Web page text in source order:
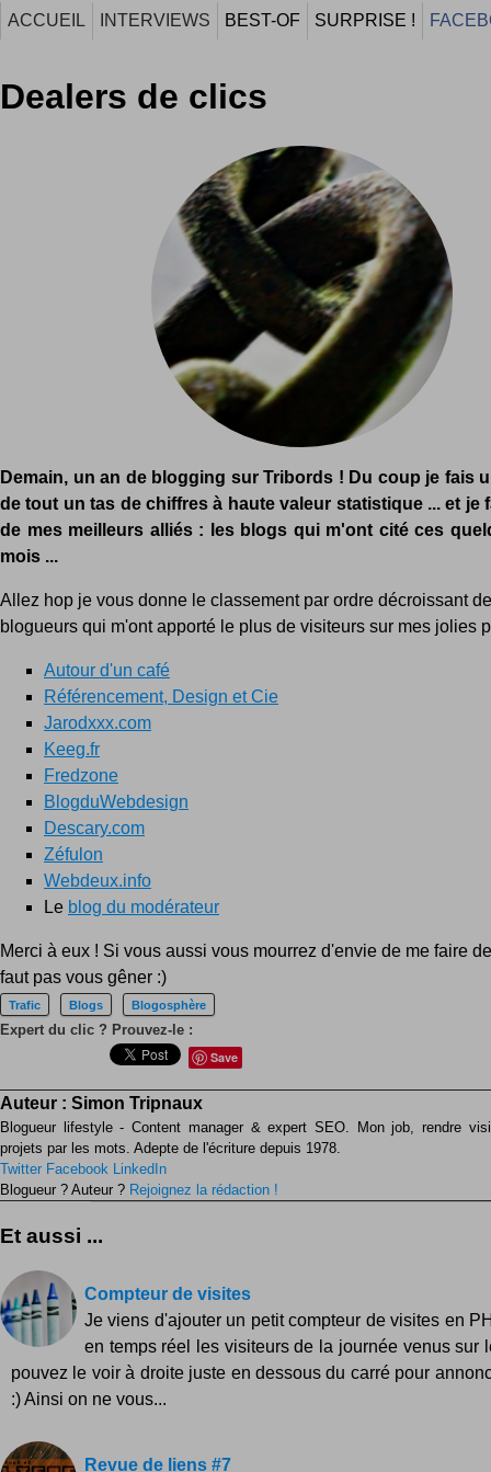
ACCUEIL INTERVIEWS BEST-OF SURPRISE !
Dealers de clics
Demain, un an de blogging sur Tribords ! Du coup je fais
de tout un tas de chiffres à haute valeur statistique ... et je
de mes meilleurs alliés : les blogs qui m'ont cité ces
mois ...
Allez hop je vous donne le classement par ordre décroissant
blogueurs qui m'ont apporté le plus de visiteurs sur mes jolies
Autour d'un café
Référencement, Design et Cie
Jarodxxx.com
Keeg.fr
Fredzone
BlogduWebdesign
Descary.com
Zéfulon
Webdeux.info
Le blog du modérateur
Merci à eux ! Si vous aussi vous mourrez d'envie de me faire
faut pas vous gêner :)
Trafic Blogs Blogosphère
Expert du clic ? Prouvez-le :
Save
Auteur : Simon Tripnaux
Blogueur lifestyle - Content manager & expert SEO. Mon job, rendre
projets par les mots. Adepte de l'écriture depuis 1978.
Twitter Facebook LinkedIn
Blogueur ? Auteur ? Rejoignez la rédaction !
Et aussi ...
Compteur de visites
Je viens d'ajouter un petit compteur de visites en
en temps réel les visiteurs de la journée venus sur
pouvez le voir à droite juste en dessous du carré pour
:) Ainsi on ne vous...
Revue de liens #7